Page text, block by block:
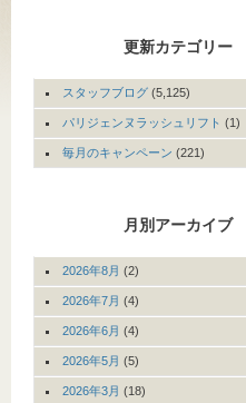
更新カテゴリー
スタッフブログ (5,125)
パリジェンヌラッシュリフト (1)
毎月のキャンペーン (221)
月別アーカイブ
2026年8月 (2)
2026年7月 (4)
2026年6月 (4)
2026年5月 (5)
2026年3月 (18)